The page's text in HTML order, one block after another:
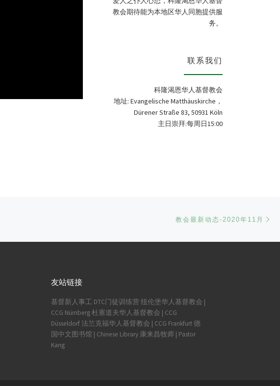
教会期待能为本地区华人同胞提供服
务。
联系我们
科隆渴恩华人基督教会
地址: Evangelische Matthäuskirche，
Dürener Straße 83, 50931 Köln
主日崇拜:每周日15:00
教会最新动态-2020年11月
友站链接
基督新人事工 DTC门徒训练营 纽伦堡华人基督教会 |
CCG Nürnberg杜塞道夫华人基督教会 | CCG
Düsseldorf法兰克福华人基督教会 | CCG Frankfurt德
国中文图书馆 | Chinese Library 康来昌牧师 | Pastor
Kang